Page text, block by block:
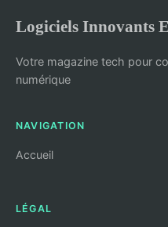
Logiciels Innovants
Votre magazine tech pour
numérique
NAVIGATION
Accueil
LÉGAL